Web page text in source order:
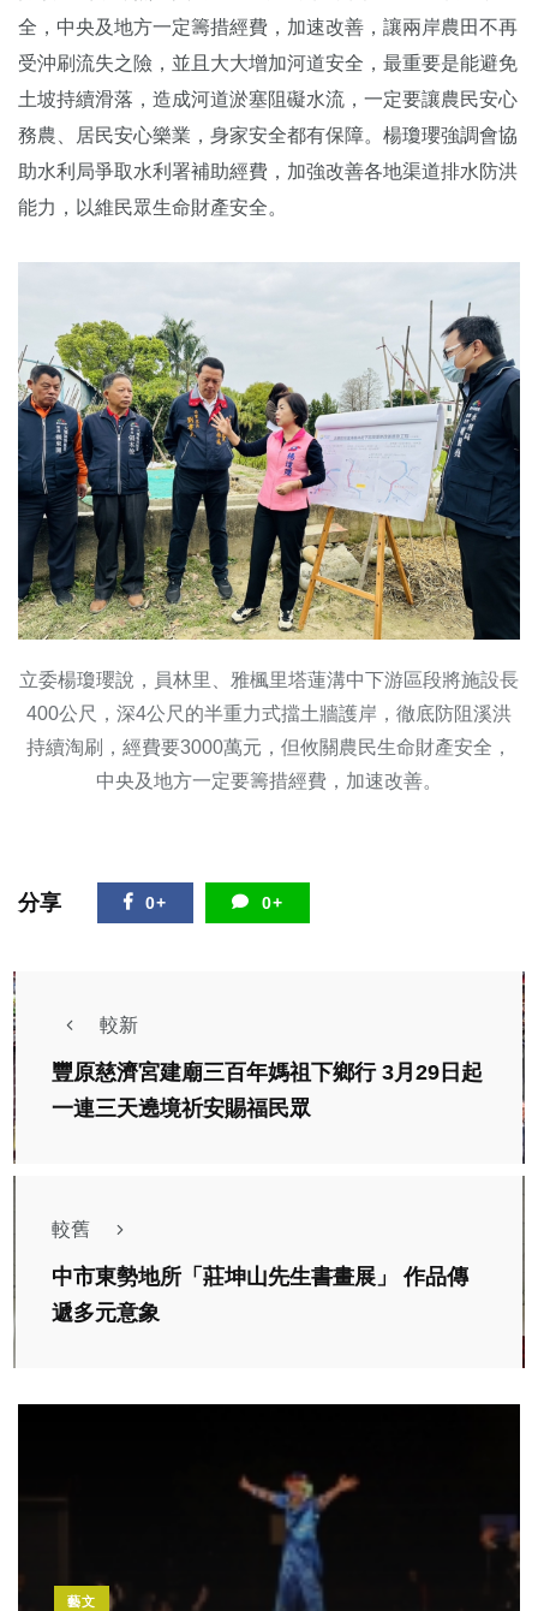
全，中央及地方一定籌措經費，加速改善，讓兩岸農田不再
受沖刷流失之險，並且大大增加河道安全，最重要是能避免
土坡持續滑落，造成河道淤塞阻礙水流，一定要讓農民安心
務農、居民安心樂業，身家安全都有保障。楊瓊瓔強調會協
助水利局爭取水利署補助經費，加強改善各地渠道排水防洪
能力，以維民眾生命財產安全。
立委楊瓊瓔說，員林里、雅楓里塔蓮溝中下游區段將施設長
400公尺，深4公尺的半重力式擋土牆護岸，徹底防阻溪洪
持續淘刷，經費要3000萬元，但攸關農民生命財產安全，
中央及地方一定要籌措經費，加速改善。
分享 0+ 0+
較新
豐原慈濟宮建廟三百年媽祖下鄉行 3月29日起
一連三天遶境祈安賜福民眾
較舊
中市東勢地所「莊坤山先生書畫展」 作品傳
遞多元意象
藝文